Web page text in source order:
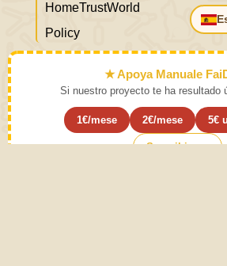
HomeTrustWorld
Policy
★ Apoya Manuale
Si nuestro proyecto te ha resultado
1€/mese 2€/mese 5€
Suscribirse ›